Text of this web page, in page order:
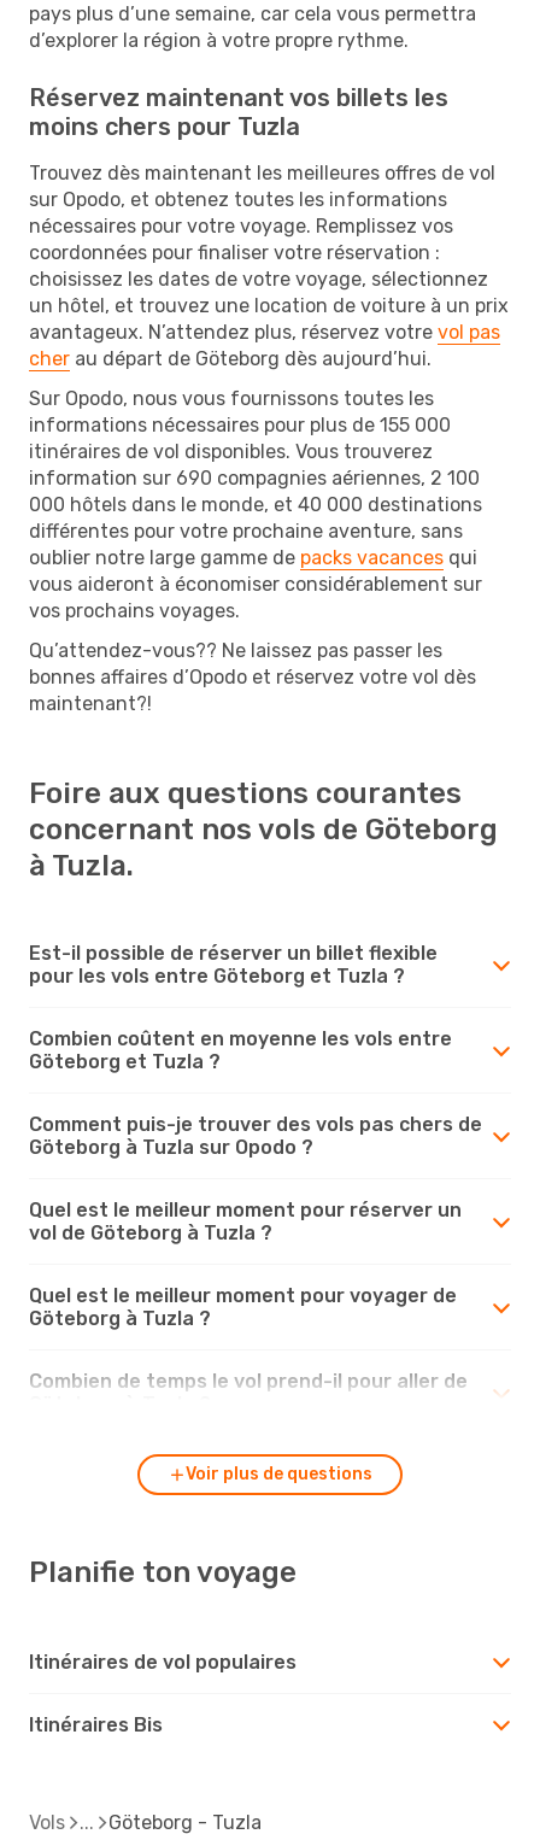
pays plus d’une semaine, car cela vous permettra
d’explorer la région à votre propre rythme.
Réservez maintenant vos billets les
moins chers pour Tuzla
Trouvez dès maintenant les meilleures offres de vol
sur Opodo, et obtenez toutes les informations
nécessaires pour votre voyage. Remplissez vos
coordonnées pour finaliser votre réservation :
choisissez les dates de votre voyage, sélectionnez
un hôtel, et trouvez une location de voiture à un prix
avantageux. N’attendez plus, réservez votre vol pas
cher au départ de Göteborg dès aujourd’hui.
Sur Opodo, nous vous fournissons toutes les
informations nécessaires pour plus de 155 000
itinéraires de vol disponibles. Vous trouverez
information sur 690 compagnies aériennes, 2 100
000 hôtels dans le monde, et 40 000 destinations
différentes pour votre prochaine aventure, sans
oublier notre large gamme de packs vacances qui
vous aideront à économiser considérablement sur
vos prochains voyages.
Qu’attendez-vous?? Ne laissez pas passer les
bonnes affaires d’Opodo et réservez votre vol dès
maintenant?!
Foire aux questions courantes
concernant nos vols de Göteborg
à Tuzla.
Est-il possible de réserver un billet flexible
pour les vols entre Göteborg et Tuzla ?
Combien coûtent en moyenne les vols entre
Göteborg et Tuzla ?
Comment puis-je trouver des vols pas chers de
Göteborg à Tuzla sur Opodo ?
Quel est le meilleur moment pour réserver un
vol de Göteborg à Tuzla ?
Quel est le meilleur moment pour voyager de
Göteborg à Tuzla ?
Combien de temps le vol prend-il pour aller de
Voir plus de questions
Planifie ton voyage
Itinéraires de vol populaires
Itinéraires Bis
Vols Göteborg - Tuzla